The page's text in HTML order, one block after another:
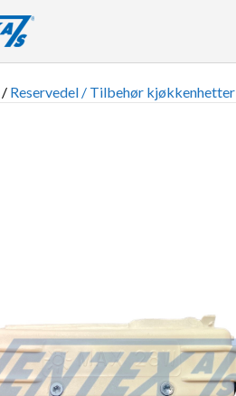
/ Reservedel / Tilbehør kjøkkenhetter